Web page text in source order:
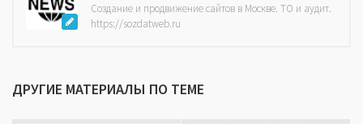
Создание и продвижение сайтов в Москве. ТО и аудит.
https://sozdatweb.ru
ДРУГИЕ МАТЕРИАЛЫ ПО ТЕМЕ